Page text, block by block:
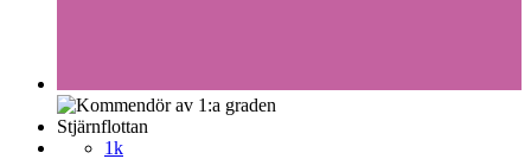
Stjärnflottan
1k